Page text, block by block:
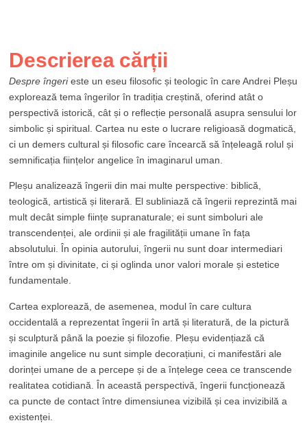
Descrierea cărții
Despre îngerieste un eseu filosofic și teologic în care Andrei Pleșu
explorează tema îngerilor în tradiția creștină, oferind atât o
perspectivă istorică, cât și o reflecție personală asupra sensului lor
simbolic și spiritual. Cartea nu este o lucrare religioasă dogmatică,
ci un demers cultural și filosofic care încearcă să înțeleagă rolul și
semnificația ființelor angelice în imaginarul uman.
Pleșu analizează îngerii din mai multe perspective: biblică,
teologică, artistică și literară. El subliniază că îngerii reprezintă mai
mult decât simple ființe supranaturale; ei sunt simboluri ale
transcendenței, ale ordinii și ale fragilității umane în fața
absolutului. În opinia autorului, îngerii nu sunt doar intermediari
între om și divinitate, ci și oglinda unor valori morale și estetice
fundamentale.
Cartea explorează, de asemenea, modul în care cultura
occidentală a reprezentat îngerii în artă și literatură, de la pictură
și sculptură până la poezie și filozofie. Pleșu evidențiază că
imaginile angelice nu sunt simple decorațiuni, ci manifestări ale
dorinței umane de a percepe și de a înțelege ceea ce transcende
realitatea cotidiană. În această perspectivă, îngerii funcționează
ca puncte de contact între dimensiunea vizibilă și cea invizibilă a
existenței.